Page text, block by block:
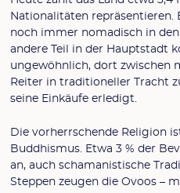
Nationalitäten repräsentieren.
noch immer nomadisch in
andere Teil in der Hauptstadt
ungewöhnlich, dort zwischen
Reiter in traditioneller Tracht
seine Einkäufe erledigt.
Die vorherrschende Religion
Buddhismus. Etwa 3 % der
an, auch schamanistische
Steppen zeugen die Ovoos –